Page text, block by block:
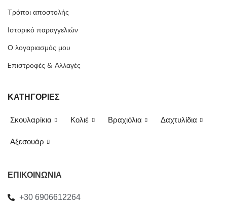
Τρόποι αποστολής
Ιστορικό παραγγελιών
Ο λογαριασμός μου
Eπιστροφές & Αλλαγές
ΚΑΤΗΓΟΡΙΕΣ
Σκουλαρίκια Κολιέ Βραχιόλια Δαχτυλίδια
Αξεσουάρ
ΕΠΙΚΟΙΝΩΝΙΑ
+30 6906612264